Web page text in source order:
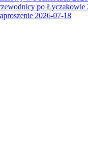
po Łyczakowie
2026-07-18